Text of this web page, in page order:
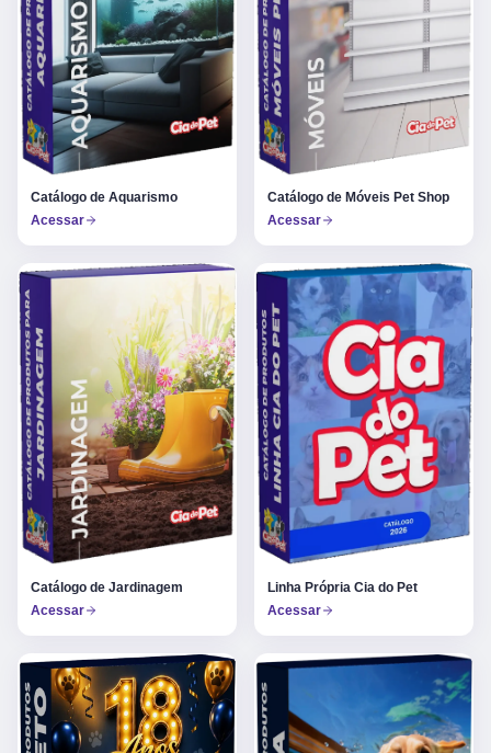
Catálogo de Aquarismo
Acessar
Catálogo de Móveis Pet Shop
Acessar
Catálogo de Jardinagem
Acessar
Linha Própria Cia do Pet
Acessar